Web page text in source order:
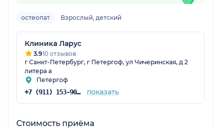
остеопат Взрослый, детский
Клиника Ларус
3.910 отзывов
г Санкт-Петербург, г Петергоф, ул Чичеринская, д 2
литера а
Петергоф
+7 (911) 153-90-44 показать
Стоимость приёма